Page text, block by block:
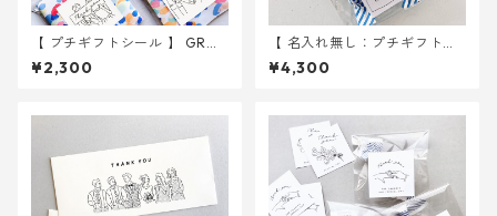
【 プチギフトシール 】 GRO
OM&BRIDE 3種入り 30枚
｜ 結婚式 ウェディング
¥2,300
【 名入れ無し：プチギフト用
シール 】 イラスト 105枚入り
｜ 結婚式 ウェディング
¥4,300